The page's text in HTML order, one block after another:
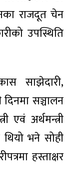
राजदूत चेन
उपस्थिति
साझेदारी,
सञ्चालन
एवं अर्थमन्त्री
भने सोही
हस्ताक्षर